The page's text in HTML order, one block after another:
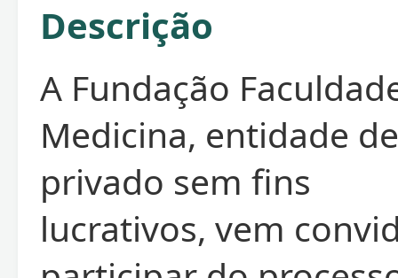
Descrição
A Fundação
Medicina, entidade
privado sem fins
lucrativos, vem